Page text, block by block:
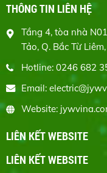
THÔNG TIN LIÊN HỆ
Tầng 4, tòa nhà
Tảo, Q. Bắc Từ
Hotline: 0246 682
Email:
Website:
LIÊN KẾT WEBSITE
LIÊN KẾT WEBSITE